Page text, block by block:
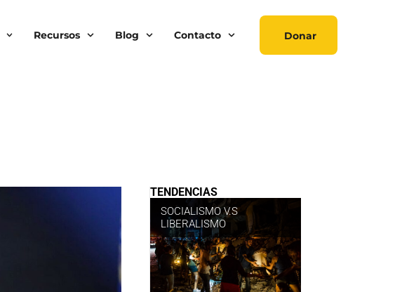
Recursos Blog Contacto Donar
TENDENCIAS
SOCIALISMO V.S
LIBERALISMO